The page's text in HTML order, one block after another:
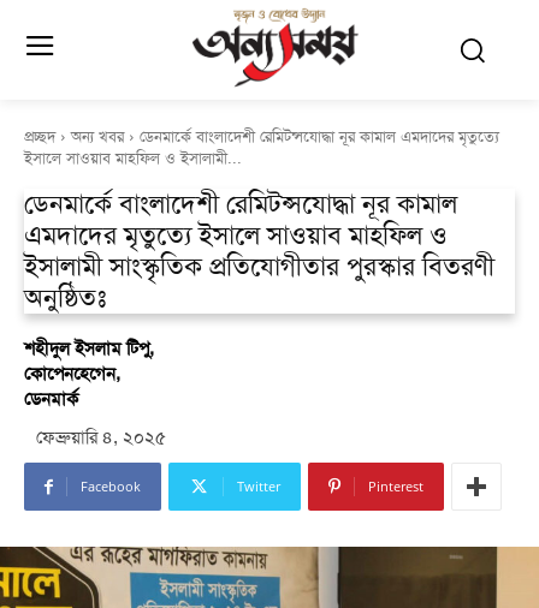
প্রচ্ছদ অন্য খবর
ডেনমা‌র্কে বাংলা‌দেশী রেমিট্ন্সযোদ্ধা নূর কামাল এমদা‌দের মৃতুত্যে
ইসা‌লে সাওয়াব মাহফিল ও ইসালামী...
ডেনমা‌র্কে বাংলা‌দেশী রেমিট্ন্সযোদ্ধা নূর কামাল
এমদা‌দের মৃতুত্যে ইসা‌লে সাওয়াব মাহফিল ও
ইসালামী সাংস্কৃ‌তিক প্রতি‌যোগী‌তার পুরস্কার বিতরণী
অন‌ু‌ষ্ঠিতঃ
শহীদুল ইসলাম টিপু,
কোপেনহেগেন,
ডেনমার্ক
ফেব্রুয়ারি ৪, ২০২৫
Facebook Twitter Pinterest